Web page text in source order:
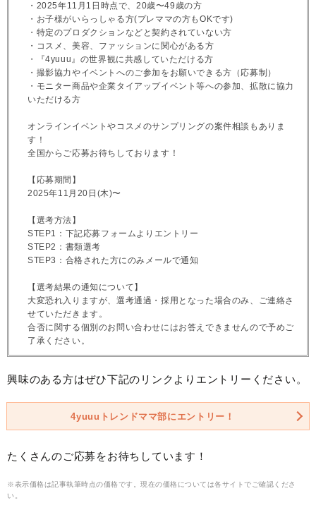
・2025年11月1日時点で、20歳〜49歳の方
・お子様がいらっしゃる方(プレママの方もOKです)
・特定のプロダクションなどと契約されていない方
・コスメ、美容、ファッションに関心がある方
・『4yuuu』の世界観に共感していただける方
・撮影協力やイベントへのご参加をお願いできる方（応募制）
・モニター商品や企業タイアップイベント等への参加、拡散に協力
いただける方
オンラインイベントやコスメのサンプリングの案件相談もありま
す！
全国からご応募お待ちしております！
【応募期間】
2025年11月20日(木)〜
【選考方法】
STEP1：下記応募フォームよりエントリー
STEP2：書類選考
STEP3：合格された方にのみメールで通知
【選考結果の通知について】
大変恐れ入りますが、選考通過・採用となった場合のみ、ご連絡さ
せていただきます。
合否に関する個別のお問い合わせにはお答えできませんので予めご
了承ください。
興味のある方はぜひ下記のリンクよりエントリーください。
4yuuuトレンドママ部にエントリー！
たくさんのご応募をお待ちしています！
※表示価格は記事執筆時点の価格です。現在の価格については各サイトでご確認くださ
い。